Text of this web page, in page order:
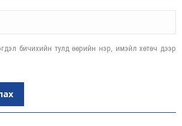
бичихийн тулд өөрийн нэр, имэйл хөтөч дээр